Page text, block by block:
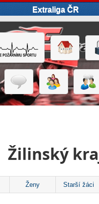
Extraliga ČR
Žilinský
Ženy Starší žáci